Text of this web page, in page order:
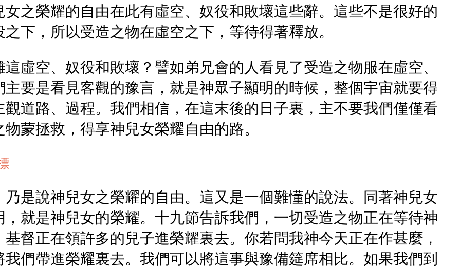
之榮耀的自由在此有虛空、奴役和敗壞這些辭。這些不是很好的
下，所以受造之物在虛空之下，等待得著釋放。
虛空、奴役和敗壞？譬如弟兄會的人看見了受造之物服在虛空、
要是看見客觀的豫言，就是神眾子顯明的時候，整個宇宙就要得
道路、過程。我們相信，在這末後的日子裏，主不要我們僅僅看
蒙拯救，得享神兒女榮耀自由的路。
是說神兒女之榮耀的自由。這又是一個難懂的說法。同著神兒女
就是神兒女的榮耀。十九節告訴我們，一切受造之物正在等待神
督正在領許多的兒子進榮耀裏去。你若問我神今天正在作甚麼，
們帶進榮耀裏去。我們可以將這事與豫備筵席相比。如果我們到